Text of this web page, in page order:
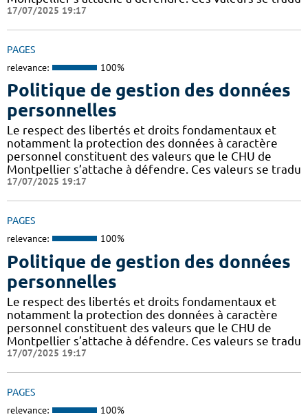
17/07/2025 19:17
PAGES
relevance: 100%
Politique de gestion des données
personnelles
Le respect des libertés et droits fondamentaux et
notamment la protection des données à caractère
personnel constituent des valeurs que le CHU de
Montpellier s’attache à défendre. Ces valeurs se tradu
17/07/2025 19:17
PAGES
relevance: 100%
Politique de gestion des données
personnelles
Le respect des libertés et droits fondamentaux et
notamment la protection des données à caractère
personnel constituent des valeurs que le CHU de
Montpellier s’attache à défendre. Ces valeurs se tradu
17/07/2025 19:17
PAGES
relevance: 100%